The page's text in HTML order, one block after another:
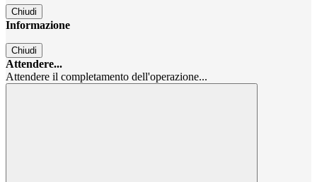
Chiudi
Informazione
Chiudi
Attendere...
Attendere il completamento dell'operazione...